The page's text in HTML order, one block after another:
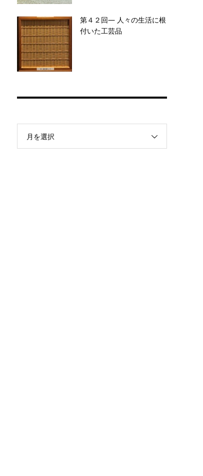
第４２回― 人々の生活に根
付いた工芸品
月を選択